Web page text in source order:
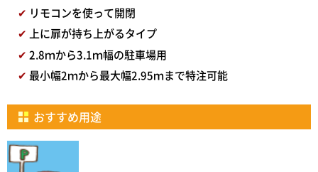
リモコンを使って開閉
上に扉が持ち上がるタイプ
2.8ｍから3.1ｍ幅の駐車場用
最小幅2ｍから最大幅2.95ｍまで特注可能
おすすめ用途